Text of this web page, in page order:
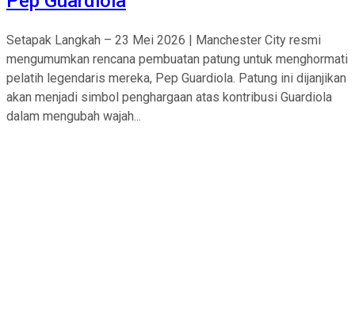
Setapak Langkah – 23 Mei 2026 | Manchester City resmi
mengumumkan rencana pembuatan patung untuk menghormati
pelatih legendaris mereka, Pep Guardiola. Patung ini dijanjikan
akan menjadi simbol penghargaan atas kontribusi Guardiola
dalam mengubah wajah...